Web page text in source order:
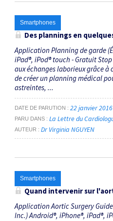
Smartphones
Des plannings en
Application Planning de garde
iPad®, iPod® touch - Gratuit
aux échanges laborieux grâce
de créer un planning médical
astreintes, ...
DATE DE PARUTION 22 janvier 2016
PARU DANS La Lettre du
AUTEUR Dr Virginia NGUYEN
Smartphones
Quand intervenir sur
Application Aortic Surgery
Inc.) Android®, iPhone®, iPad®,